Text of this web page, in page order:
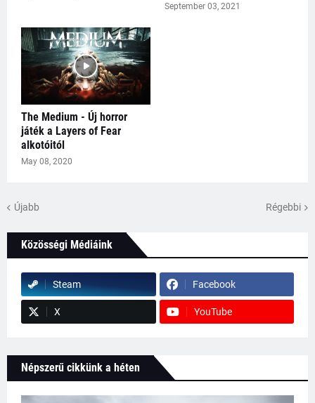
September 03, 2021
The Medium - Új horror
játék a Layers of Fear
alkotóitól
May 08, 2020
Újabb Régebbi
Közösségi Médiáink
Steam Facebook
X YouTube
Népszerű cikkünk a héten